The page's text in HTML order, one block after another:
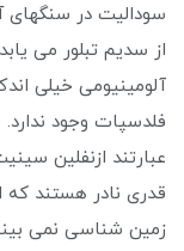
سودالیت در سنگهای
از سدیم تبلور می
آلومینیومی خیلی
فلدسپات وجود
عبارتند ازنفلين
قدری نادر هستند که
زمین شناسی نمی